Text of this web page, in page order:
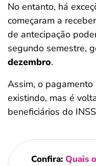
No entanto, há
começaram a
de antecipação
segundo semestre,
dezembro.
Assim, o
existindo, mas é
beneficiários do
Confira: Quais